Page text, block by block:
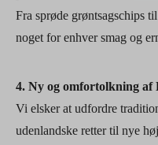
Fra sprøde grøntsagschips
noget for enhver smag og
4. Ny og omfortolkning af
Vi elsker at udfordre
udenlandske retter til nye